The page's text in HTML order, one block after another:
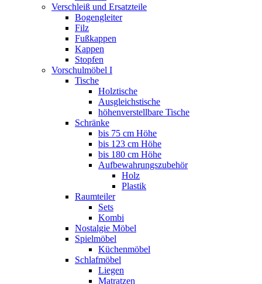
Verschleiß und Ersatzteile
Bogengleiter
Filz
Fußkappen
Kappen
Stopfen
Vorschulmöbel I
Tische
Holztische
Ausgleichstische
höhenverstellbare Tische
Schränke
bis 75 cm Höhe
bis 123 cm Höhe
bis 180 cm Höhe
Aufbewahrungszubehör
Holz
Plastik
Raumteiler
Sets
Kombi
Nostalgie Möbel
Spielmöbel
Küchenmöbel
Schlafmöbel
Liegen
Matratzen